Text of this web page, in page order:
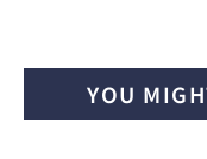
YOU